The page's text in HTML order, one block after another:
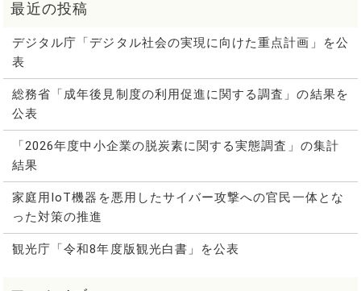
デジタル庁「デジタル社会の実現に向けた重点計画」を公
表
総務省「成年後見制度の利用促進に関する調査」の結果を
公表
「2026年度中小企業の脱炭素に関する実態調査」の集計
結果
家庭用IoT機器を悪用したサイバー攻撃への官民一体とな
った対策の推進
観光庁「令和8年度版観光白書」を公表